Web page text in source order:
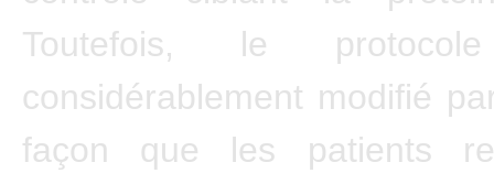
Toutefois, le
considérablement modifié
façon que les patients